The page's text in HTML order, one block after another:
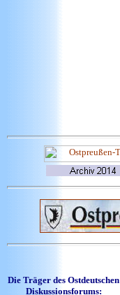
Die Träger des Ostdeutschen
Diskussionsforums: